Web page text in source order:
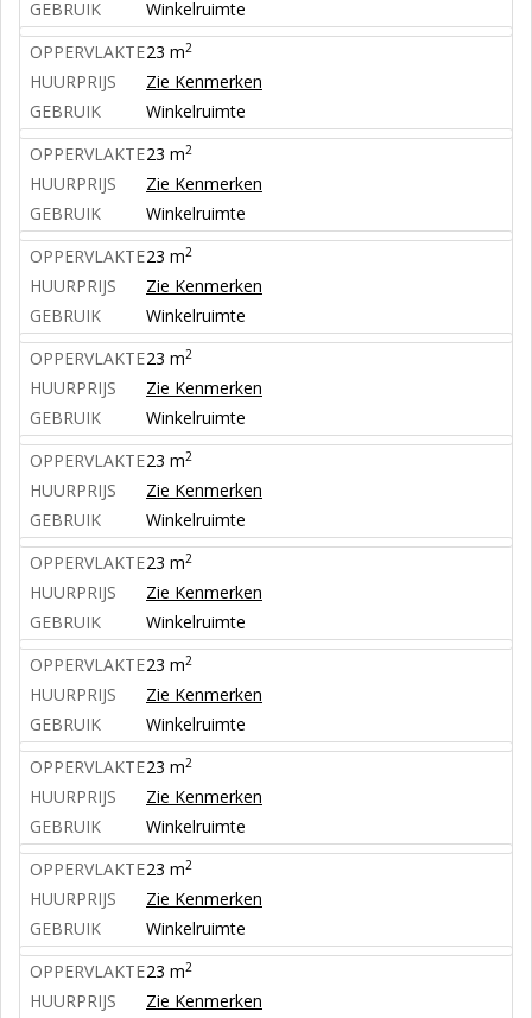
GEBRUIK
Winkelruimte
OPPERVLAKTE23 m2
HUURPRIJS
Zie Kenmerken
GEBRUIK
Winkelruimte
OPPERVLAKTE23 m2
HUURPRIJS
Zie Kenmerken
GEBRUIK
Winkelruimte
OPPERVLAKTE23 m2
HUURPRIJS
Zie Kenmerken
GEBRUIK
Winkelruimte
OPPERVLAKTE23 m2
HUURPRIJS
Zie Kenmerken
GEBRUIK
Winkelruimte
OPPERVLAKTE23 m2
HUURPRIJS
Zie Kenmerken
GEBRUIK
Winkelruimte
OPPERVLAKTE23 m2
HUURPRIJS
Zie Kenmerken
GEBRUIK
Winkelruimte
OPPERVLAKTE23 m2
HUURPRIJS
Zie Kenmerken
GEBRUIK
Winkelruimte
OPPERVLAKTE23 m2
HUURPRIJS
Zie Kenmerken
GEBRUIK
Winkelruimte
OPPERVLAKTE23 m2
HUURPRIJS
Zie Kenmerken
GEBRUIK
Winkelruimte
OPPERVLAKTE23 m2
HUURPRIJS
Zie Kenmerken